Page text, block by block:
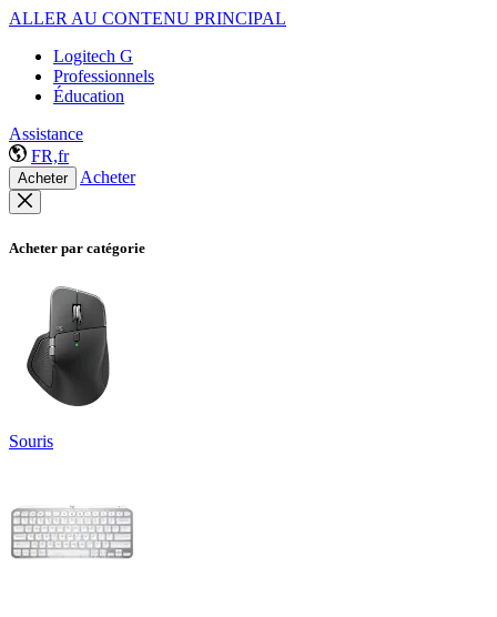
ALLER AU CONTENU PRINCIPAL
Logitech G
Professionnels
Éducation
Assistance
FR,fr
Acheter Acheter
Acheter par catégorie
Souris